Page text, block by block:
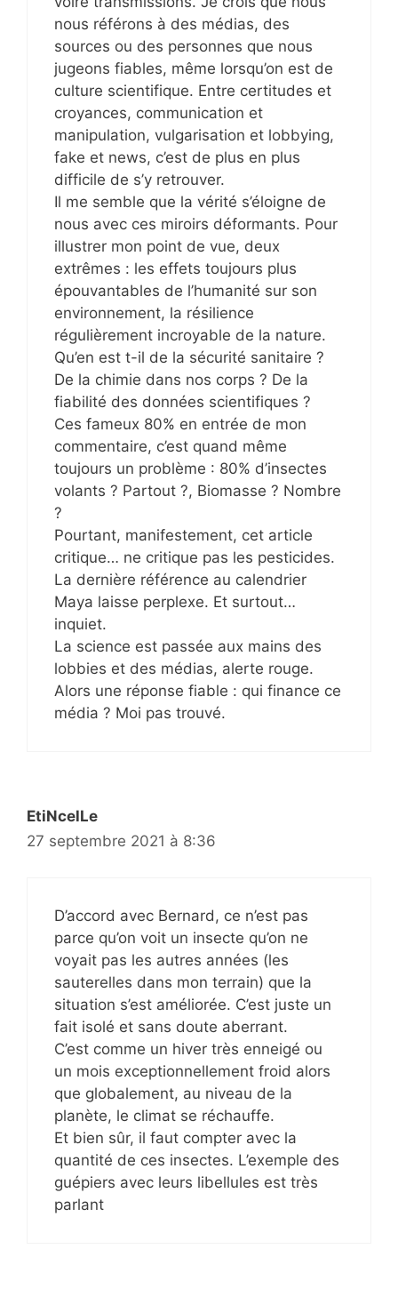
nous référons à des médias, des
sources ou des personnes que nous
jugeons fiables, même lorsqu’on est de
culture scientifique. Entre certitudes et
croyances, communication et
manipulation, vulgarisation et lobbying,
fake et news, c’est de plus en plus
difficile de s’y retrouver.
Il me semble que la vérité s’éloigne de
nous avec ces miroirs déformants. Pour
illustrer mon point de vue, deux
extrêmes : les effets toujours plus
épouvantables de l’humanité sur son
environnement, la résilience
régulièrement incroyable de la nature.
Qu’en est t-il de la sécurité sanitaire ?
De la chimie dans nos corps ? De la
fiabilité des données scientifiques ?
Ces fameux 80% en entrée de mon
commentaire, c’est quand même
toujours un problème : 80% d’insectes
volants ? Partout ?, Biomasse ? Nombre
?
Pourtant, manifestement, cet article
critique… ne critique pas les pesticides.
La dernière référence au calendrier
Maya laisse perplexe. Et surtout…
inquiet.
La science est passée aux mains des
lobbies et des médias, alerte rouge.
Alors une réponse fiable : qui finance ce
média ? Moi pas trouvé.
EtiNcelLe
27 septembre 2021 à 8:36
D’accord avec Bernard, ce n’est pas
parce qu’on voit un insecte qu’on ne
voyait pas les autres années (les
sauterelles dans mon terrain) que la
situation s’est améliorée. C’est juste un
fait isolé et sans doute aberrant.
C’est comme un hiver très enneigé ou
un mois exceptionnellement froid alors
que globalement, au niveau de la
planète, le climat se réchauffe.
Et bien sûr, il faut compter avec la
quantité de ces insectes. L’exemple des
guépiers avec leurs libellules est très
parlant